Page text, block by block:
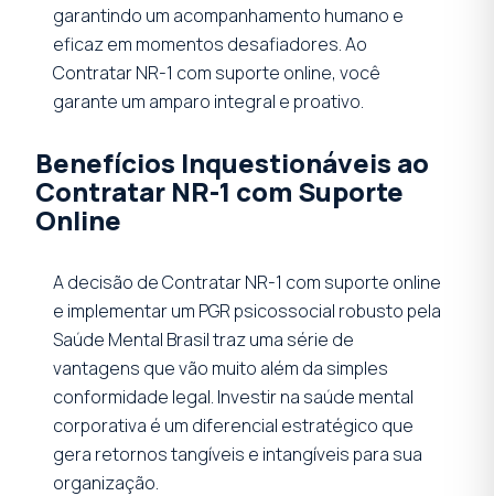
garantindo um acompanhamento humano e
eficaz em momentos desafiadores. Ao
Contratar NR-1 com suporte online, você
garante um amparo integral e proativo.
Benefícios Inquestionáveis ao
Contratar NR-1 com Suporte
Online
A decisão de Contratar NR-1 com suporte online
e implementar um PGR psicossocial robusto pela
Saúde Mental Brasil traz uma série de
vantagens que vão muito além da simples
conformidade legal. Investir na saúde mental
corporativa é um diferencial estratégico que
gera retornos tangíveis e intangíveis para sua
organização.